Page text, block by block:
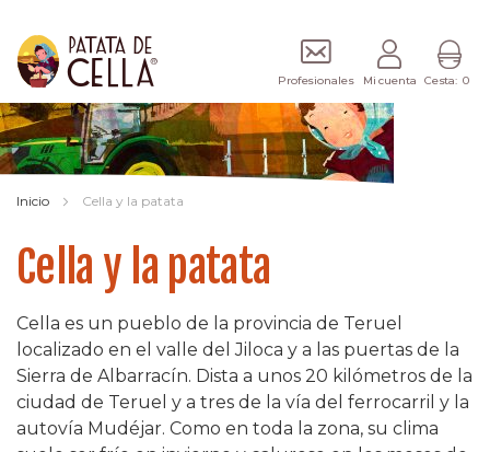
Cesta 0
Mi cuenta
Profesionales
Inicio Cella y la patata
Cella y la patata
Cella es un pueblo de la provincia de Teruel
localizado en el valle del Jiloca y a las puertas de la
Sierra de Albarracín. Dista a unos 20 kilómetros de la
ciudad de Teruel y a tres de la vía del ferrocarril y la
autovía Mudéjar. Como en toda la zona, su clima